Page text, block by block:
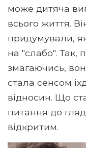
може дитяча
всього життя.
придумували,
на "слабо". Так,
змагаючись,
стала сенсом
відносин. Що
питання до
відкритим.